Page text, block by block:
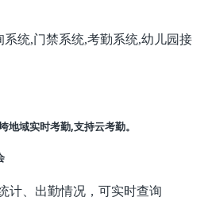
地域实时考勤,支持云考勤。
计、出勤情况，可实时查询